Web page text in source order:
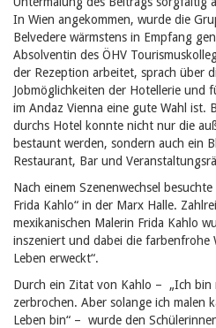
In Wien angekommen, wurde die
Belvedere wärmstens in Empfang
Absolventin des ÖHV
der Rezeption arbeitet, sprach über
Jobmöglichkeiten der Hotellerie und
im Andaz Vienna eine gute Wahl ist.
durchs Hotel konnte nicht nur die
bestaunt werden, sondern auch ein
Restaurant, Bar und
Nach einem Szenenwechsel
Frida Kahlo“ in der Marx Halle.
mexikanischen Malerin Frida Kahlo
inszeniert und dabei die farbenfrohe
Leben erweckt“.
Durch ein Zitat von Kahlo – „Ich bin
zerbrochen. Aber solange ich malen
Leben bin“ – wurde den